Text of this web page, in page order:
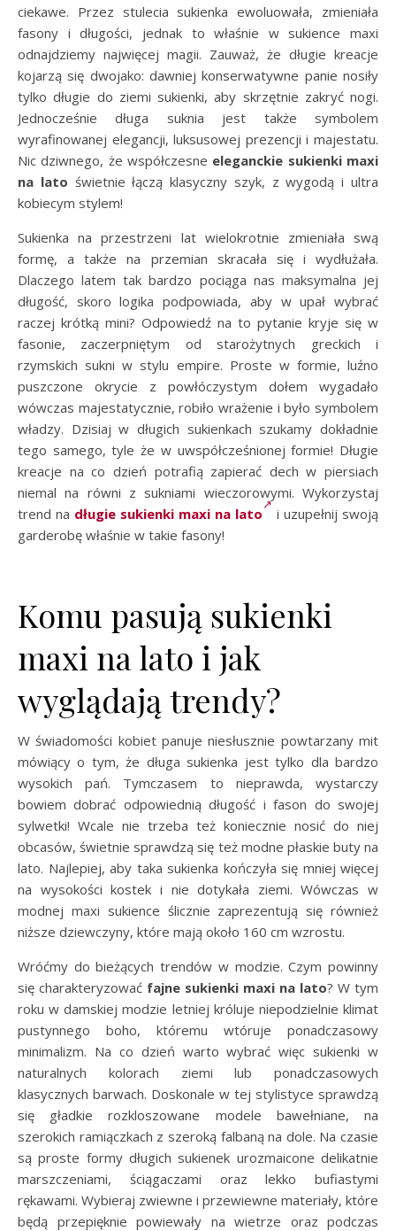
ciekawe. Przez stulecia sukienka ewoluowała, zmieniała
fasony i długości, jednak to właśnie w sukience maxi
odnajdziemy najwięcej magii. Zauważ, że długie kreacje
kojarzą się dwojako: dawniej konserwatywne panie nosiły
tylko długie do ziemi sukienki, aby skrzętnie zakryć nogi.
Jednocześnie długa suknia jest także symbolem
wyrafinowanej elegancji, luksusowej prezencji i majestatu.
Nic dziwnego, że współczesne eleganckie sukienki maxi
na lato świetnie łączą klasyczny szyk, z wygodą i ultra
kobiecym stylem!
Sukienka na przestrzeni lat wielokrotnie zmieniała swą
formę, a także na przemian skracała się i wydłużała.
Dlaczego latem tak bardzo pociąga nas maksymalna jej
długość, skoro logika podpowiada, aby w upał wybrać
raczej krótką mini? Odpowiedź na to pytanie kryje się w
fasonie, zaczerpniętym od starożytnych greckich i
rzymskich sukni w stylu empire. Proste w formie, luźno
puszczone okrycie z powłóczystym dołem wygadało
wówczas majestatycznie, robiło wrażenie i było symbolem
władzy. Dzisiaj w długich sukienkach szukamy dokładnie
tego samego, tyle że w uwspółcześnionej formie! Długie
kreacje na co dzień potrafią zapierać dech w piersiach
niemal na równi z sukniami wieczorowymi. Wykorzystaj
trend na długie sukienki maxi na lato
i uzupełnij swoją
garderobę właśnie w takie fasony!
Komu pasują sukienki
maxi na lato i jak
wyglądają trendy?
W świadomości kobiet panuje niesłusznie powtarzany mit
mówiący o tym, że długa sukienka jest tylko dla bardzo
wysokich pań. Tymczasem to nieprawda, wystarczy
bowiem dobrać odpowiednią długość i fason do swojej
sylwetki! Wcale nie trzeba też koniecznie nosić do niej
obcasów, świetnie sprawdzą się też modne płaskie buty na
lato. Najlepiej, aby taka sukienka kończyła się mniej więcej
na wysokości kostek i nie dotykała ziemi. Wówczas w
modnej maxi sukience ślicznie zaprezentują się również
niższe dziewczyny, które mają około 160 cm wzrostu.
Wróćmy do bieżących trendów w modzie. Czym powinny
się charakteryzować fajne sukienki maxi na lato? W tym
roku w damskiej modzie letniej króluje niepodzielnie klimat
pustynnego boho, któremu wtóruje ponadczasowy
minimalizm. Na co dzień warto wybrać więc sukienki w
naturalnych kolorach ziemi lub ponadczasowych
klasycznych barwach. Doskonale w tej stylistyce sprawdzą
się gładkie rozkloszowane modele bawełniane, na
szerokich ramiączkach z szeroką falbaną na dole. Na czasie
są proste formy długich sukienek urozmaicone delikatnie
marszczeniami, ściągaczami oraz lekko bufiastymi
rękawami. Wybieraj zwiewne i przewiewne materiały, które
będą przepięknie powiewały na wietrze oraz podczas